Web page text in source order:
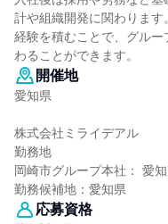
計や組織開発に関わります。
経験を積むことで、グル
わることができます。
開催地
愛知県
株式会社ミライデアル
勤務地
岡崎市グループ本社： 愛
勤務候補地：愛知県
応募資格